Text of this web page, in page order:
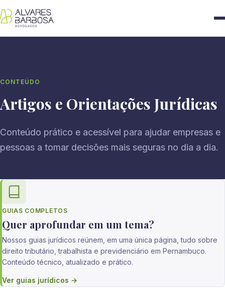
CONTEÚDO
Artigos e Orientações Jurídicas
Conteúdo prático e acessível para ajudar empresas e
pessoas a tomar decisões mais seguras no dia a dia.
GUIAS COMPLETOS
Quer aprofundar em um tema?
Nossos guias jurídicos reúnem, em uma única página, tudo sobre
direito tributário, trabalhista e previdenciário em Pernambuco.
Conteúdo técnico, atualizado e prático.
Ver guias jurídicos →